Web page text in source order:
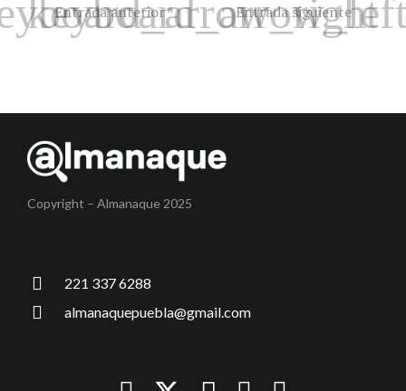
Entrada anterior Entrada siguiente
Copyright – Almanaque 2025
221 337 6288
almanaquepuebla@gmail.com